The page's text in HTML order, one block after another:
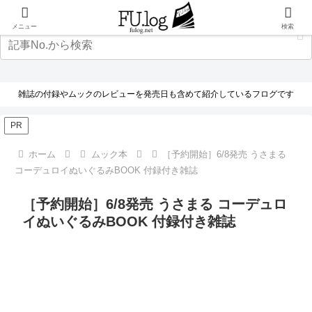
雑誌の付録やムックのレビューを発売日も含めて紹介しているフログです
PR
ホーム ムック本
［予約開始］6/8発売 うさまる
コーデュロイぬいぐるみBOOK 付録付き雑誌
［予約開始］6/8発売 うさまる コーデュロ
イぬいぐるみBOOK 付録付き雑誌
メニュー 検索